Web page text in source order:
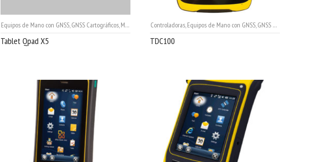
,Receptores GNSS,SIG - Mapping ,Trimble
Equipos de Mano con GNSS,GNSS Cartográficos,Mapping & Gis
Tablet Qpad X5
Controladoras,Equipos de Mano con GNSS,GNSS Cartográficos
TDC100